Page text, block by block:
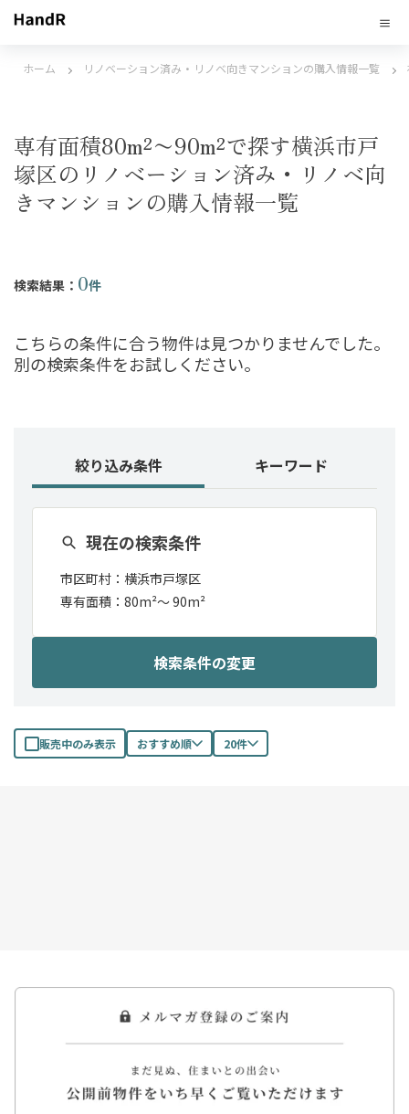
ホーム リノベーション済み・リノベ向きマンションの購入情報一覧
専有面積80m²〜90m²で探す横浜市戸
塚区のリノベーション済み・リノベ向
きマンションの購入情報一覧
検索結果： 0件
こちらの条件に合う物件は見つかりませんでした。
別の検索条件をお試しください。
絞り込み条件 キーワード
現在の検索条件
市区町村： 横浜市戸塚区
専有面積： 80m²〜90m²
検索条件の変更
販売中のみ表示 おすすめ順 20件